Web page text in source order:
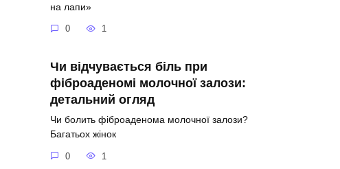
на лапи»
0 1
Чи відчувається біль при
фіброаденомі молочної залози:
детальний огляд
Чи болить фіброаденома молочної залози?
Багатьох жінок
0 1